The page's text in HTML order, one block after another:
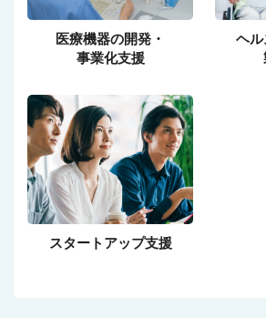
医療機器の開発・
事業化支援
ヘル
スタートアップ支援